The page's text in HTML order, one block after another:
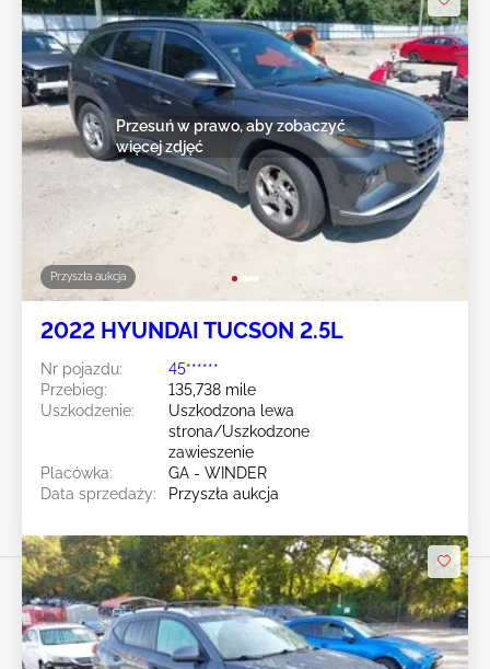
Przyszła aukcja
Przesuń w prawo, aby zobaczyć
więcej zdjęć
2022 HYUNDAI TUCSON 2.5L
Nr pojazdu:
45******
Przebieg:
135,738 mile
Uszkodzenie:
Uszkodzona lewa
strona/Uszkodzone
zawieszenie
Placówka:
GA - WINDER
Data sprzedaży:
Przyszła aukcja